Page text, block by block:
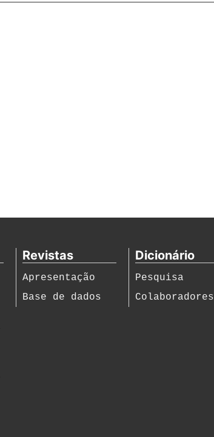
Revistas
Apresentação
Base de dados
Dicionário
Pesquisa
Colaboradores